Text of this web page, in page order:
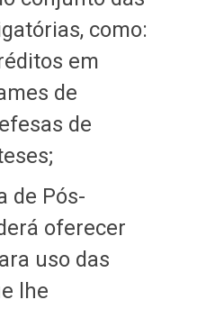
como:
em
de
de
de Pós-
oferecer
uso das
lhe